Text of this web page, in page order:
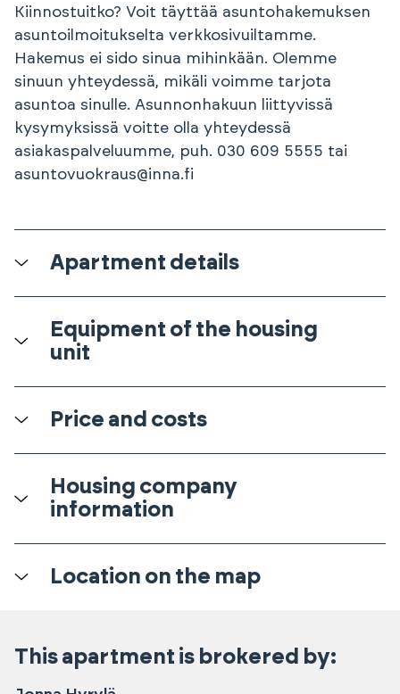
Kiinnostuitko? Voit täyttää asuntohakemuksen
asuntoilmoitukselta verkkosivuiltamme.
Hakemus ei sido sinua mihinkään. Olemme
sinuun yhteydessä, mikäli voimme tarjota
asuntoa sinulle. Asunnonhakuun liittyvissä
kysymyksissä voitte olla yhteydessä
asiakaspalveluumme, puh. 030 609 5555 tai
asuntovuokraus@inna.fi
Apartment details
Equipment of the housing
unit
Price and costs
Housing company
information
Location on the map
This apartment is brokered by: